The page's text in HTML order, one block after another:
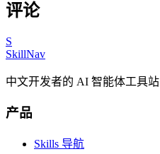
评论
S
SkillNav
中文开发者的 AI 智能体工具站
产品
Skills 导航